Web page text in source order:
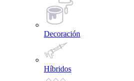
Decoración
Híbridos